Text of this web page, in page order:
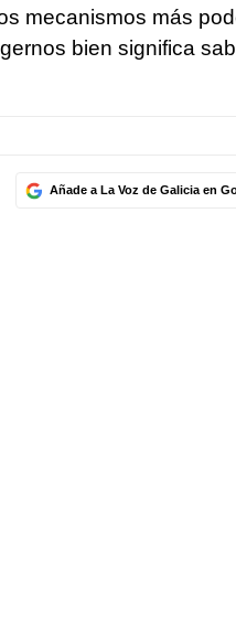
mecanismos más
bien significa
Añade a La Voz de Galicia en